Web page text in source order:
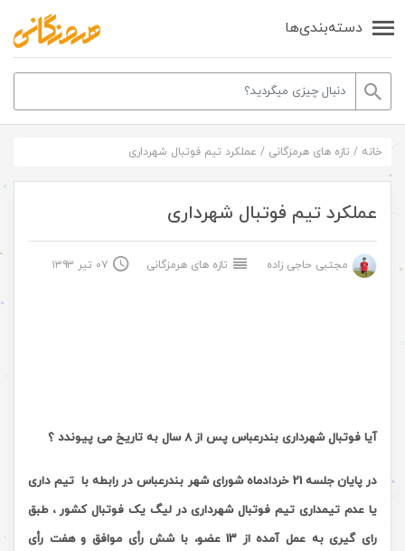
دسته‌بندی‌ها
خانه / تازه های هرمزگانی / عملکرد تیم فوتبال شهرداری
عملکرد تیم فوتبال شهرداری
مجتبی حاجی زاده تازه های هرمزگانی ۰۷ تیر ۱۳۹۳
آیا فوتبال شهرداری بندرعباس پس از 8 سال به تاریخ می پیوندد ؟
در پایان جلسه 21 خردادماه شورای شهر بندرعباس در رابطه با تیم‌ داری
یا عدم تیمداری تیم فوتبال شهرداری در لیگ یک فوتبال کشور ، طبق
رای گیری به عمل آمده از 13 عضو، با شش رأی موافق و هفت رأی